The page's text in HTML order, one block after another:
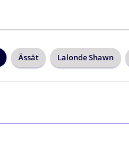
Ässät Lalonde Shawn